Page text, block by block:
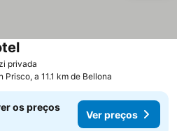
privada
Prisco, a 11.1 km de Bellona
os preços
Ver preços